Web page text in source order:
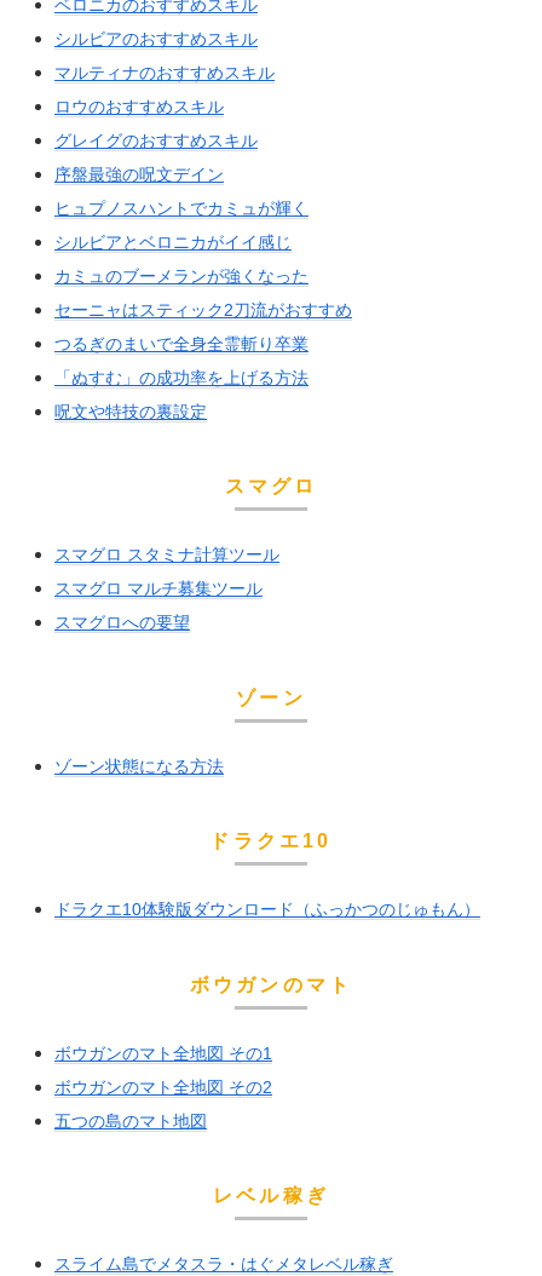
ベロニカのおすすめスキル
シルビアのおすすめスキル
マルティナのおすすめスキル
ロウのおすすめスキル
グレイグのおすすめスキル
序盤最強の呪文デイン
ヒュプノスハントでカミュが輝く
シルビアとベロニカがイイ感じ
カミュのブーメランが強くなった
セーニャはスティック2刀流がおすすめ
つるぎのまいで全身全霊斬り卒業
「ぬすむ」の成功率を上げる方法
呪文や特技の裏設定
スマグロ
スマグロ スタミナ計算ツール
スマグロ マルチ募集ツール
スマグロへの要望
ゾーン
ゾーン状態になる方法
ドラクエ10
ドラクエ10体験版ダウンロード（ふっかつのじゅもん）
ボウガンのマト
ボウガンのマト全地図 その1
ボウガンのマト全地図 その2
五つの島のマト地図
レベル稼ぎ
スライム島でメタスラ・はぐメタレベル稼ぎ